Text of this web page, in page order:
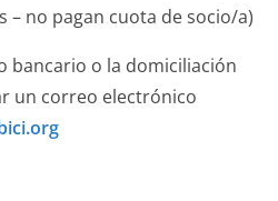
– no pagan cuota de socio/a)
bancario o la domiciliación
un correo electrónico